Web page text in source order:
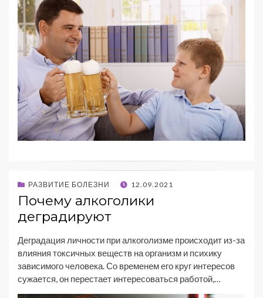
РАЗВИТИЕ БОЛЕЗНИ 12.09.2021
Почему алкоголики
деградируют
Деградация личности при алкоголизме происходит из-за
влияния токсичных веществ на организм и психику
зависимого человека. Со временем его круг интересов
сужается, он перестает интересоваться работой,…